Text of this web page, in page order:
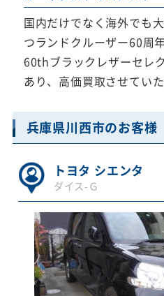
国内だけでなく海外でも
つランドクルーザー60周
60thブラックレザーセレ
あり、高価買取させていた
兵庫県川西市のお客様
トヨタ シエンタ
ダイス-Ｇ